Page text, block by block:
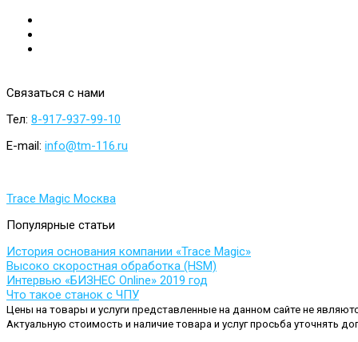
Связаться с нами
Тел: 8-917-937-99-10
E-mail: info@tm-116.ru
Trace Magic Москва
Популярные статьи
История основания компании «Trace Magic»
Высоко скоростная обработка (HSM)
Интервью «БИЗНЕС Online» 2019 год
Что такое станок с ЧПУ
Цены на товары и услуги представленные на данном сайте не
Актуальную стоимость и наличие товара и услуг просьба уточнять